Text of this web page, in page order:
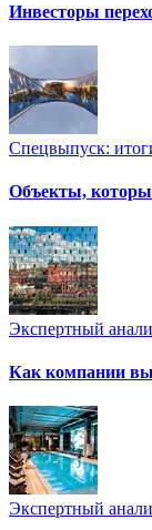
Инвесторы
Спецвыпуск:
Объекты,
Экспертный
Как компании
Экспертный